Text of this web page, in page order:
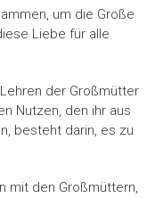
um die Große
Liebe für alle
der Großmütter
Nutzen, den ihr aus
besteht darin, es zu
mit den Großmüttern,